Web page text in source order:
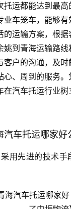
托运都能达到最
业车笼车，能够
的运输方案，根
姚到青海运输路
客户的沟通，及
心、周到的服务
在汽车托运行业
汽车托运哪家好
用先进的技术